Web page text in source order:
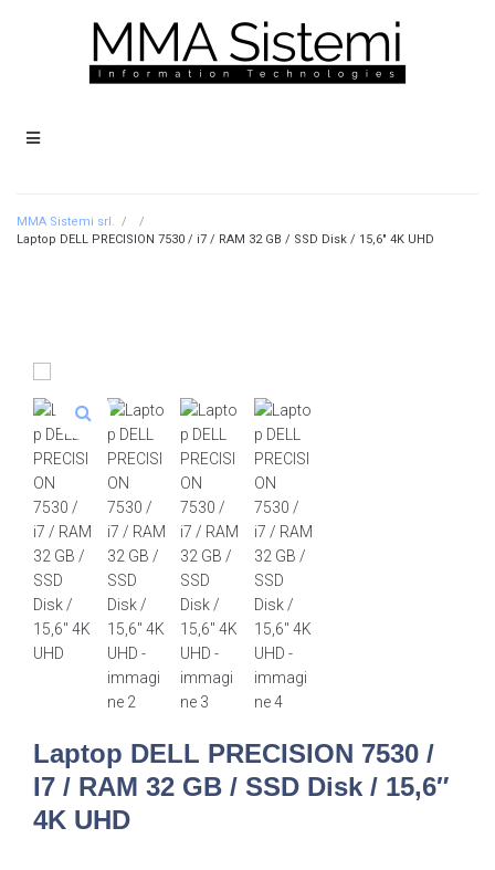
MMA Sistemi srl. /
/
Laptop DELL PRECISION 7530 / i7 / RAM 32 GB / SSD Disk / 15,6″ 4K UHD
Laptop DELL PRECISION 7530 /
I7 / RAM 32 GB / SSD Disk / 15,6″
4K UHD